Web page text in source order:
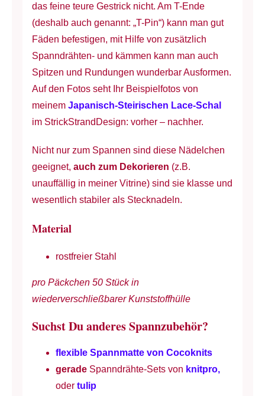
das feine teure Gestrick nicht. Am T-Ende
(deshalb auch genannt: „T-Pin“) kann man gut
Fäden befestigen, mit Hilfe von zusätzlich
Spanndrähten- und kämmen kann man auch
Spitzen und Rundungen wunderbar Ausformen.
Auf den Fotos seht Ihr Beispielfotos von
meinem Japanisch-Steirischen Lace-Schal
im StrickStrandDesign: vorher – nachher.
Nicht nur zum Spannen sind diese Nädelchen
geeignet, auch zum Dekorieren (z.B.
unauffällig in meiner Vitrine) sind sie klasse und
wesentlich stabiler als Stecknadeln.
Material
rostfreier Stahl
pro Päckchen 50 Stück in
wiederverschließbarer Kunststoffhülle
Suchst Du anderes Spannzubehör?
flexible Spannmatte von Cocoknits
geradeSpanndrähte-Sets von knitpro,
odertulip